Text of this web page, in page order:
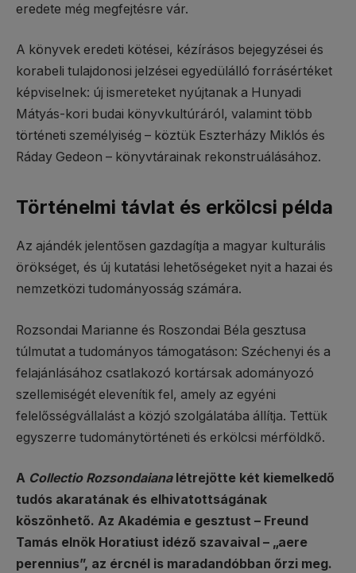
eredete még megfejtésre vár.
A könyvek eredeti kötései, kézírásos bejegyzései és
korabeli tulajdonosi jelzései egyedülálló forrásértéket
képviselnek: új ismereteket nyújtanak a Hunyadi
Mátyás-kori budai könyvkultúráról, valamint több
történeti személyiség – köztük Eszterházy Miklós és
Ráday Gedeon – könyvtárainak rekonstruálásához.
Történelmi távlat és erkölcsi példa
Az ajándék jelentősen gazdagítja a magyar kulturális
örökséget, és új kutatási lehetőségeket nyit a hazai és
nemzetközi tudományosság számára.
Rozsondai Marianne és Roszondai Béla gesztusa
túlmutat a tudományos támogatáson: Széchenyi és a
felajánlásához csatlakozó kortársak adományozó
szellemiségét elevenítik fel, amely az egyéni
felelősségvállalást a közjó szolgálatába állítja. Tettük
egyszerre tudománytörténeti és erkölcsi mérföldkő.
A Collectio Rozsondaianalétrejötte két kiemelkedő
tudós akaratának és elhivatottságának
köszönhető. Az Akadémia e gesztust – Freund
Tamás elnök Horatiust idéző szavaival – „aere
perennius”, az ércnél is maradandóbban őrzi meg.